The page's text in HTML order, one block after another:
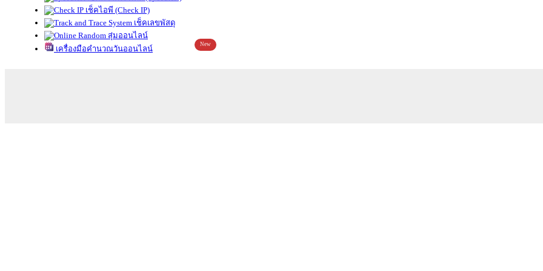
เช็คไอพี (Check IP)
เช็คเลขพัสดุ
สุ่มออนไลน์
เครื่องมือคำนวณวันออนไลน์
New